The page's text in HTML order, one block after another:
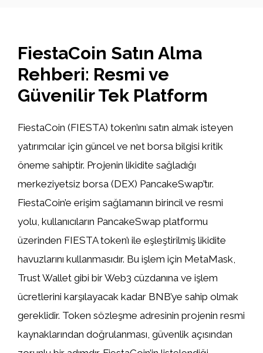
FiestaCoin Satın Alma
Rehberi: Resmi ve
Güvenilir Tek Platform
FiestaCoin (FIESTA) token’ını satın almak isteyen
yatırımcılar için güncel ve net borsa bilgisi kritik
öneme sahiptir. Projenin likidite sağladığı
merkeziyetsiz borsa (DEX) PancakeSwap’tır.
FiestaCoin’e erişim sağlamanın birincil ve resmi
yolu, kullanıcıların PancakeSwap platformu
üzerinden FIESTA token’ı ile eşleştirilmiş likidite
havuzlarını kullanmasıdır. Bu işlem için MetaMask,
Trust Wallet gibi bir Web3 cüzdanına ve işlem
ücretlerini karşılayacak kadar BNB’ye sahip olmak
gereklidir. Token sözleşme adresinin projenin resmi
kaynaklarından doğrulanması, güvenlik açısından